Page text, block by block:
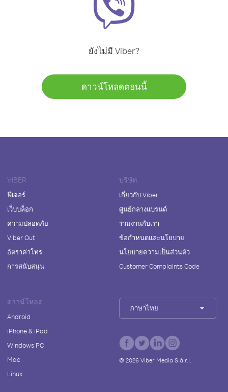
ยังไม่มี Viber?
ดาวน์โหลดตอนนี้
VIBER
ฟีเจอร์
เว็บบล็อก
ความปลอดภัย
Viber Out
อัตราค่าโทร
การสนับสนุน
บริษัท
เกี่ยวกับ Viber
ศูนย์กลางแบรนด์
ร่วมงานกับเรา
ข้อกำหนดและนโยบาย
นโยบายความเป็นส่วนตัว
Customer Complaints Code
ดาวน์โหลด
Android
iPhone & iPad
Windows PC
Mac
Linux
ภาษาไทย
© 2026Viber Media S.à r.l.